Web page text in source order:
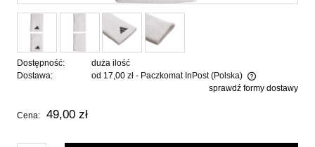
Dostępność:
duża ilość
Dostawa:
od 17,00 zł - Paczkomat InPost (Polska)
Cena nie zawiera ewentualnych kosztów płatnościsprawdź formy dostawy
Cena: 49,00 zł